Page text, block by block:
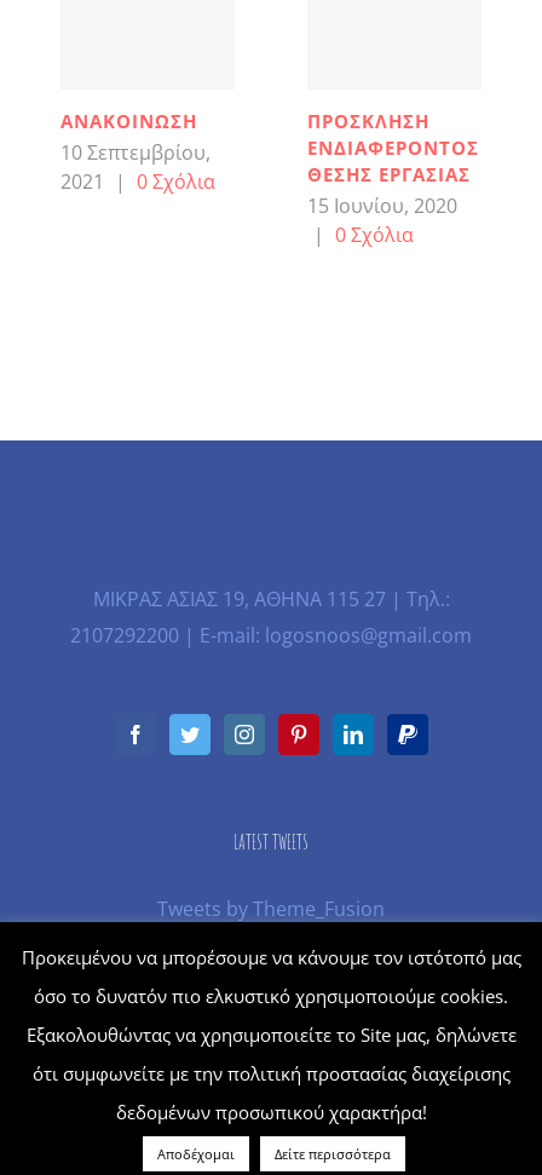
ΑΝΑΚΟΙΝΩΣΗ
10 Σεπτεμβρίου,
2021
| 0 Σχόλια
ΠΡΟΣΚΛΗΣΗ
ΕΝΔΙΑΦΕΡΟΝΤΟΣ
ΘΕΣΗΣ ΕΡΓΑΣΙΑΣ
15 Ιουνίου, 2020
| 0 Σχόλια
ΜΙΚΡΑΣ ΑΣΙΑΣ 19, ΑΘΗΝΑ 115 27 | Τηλ.:
2107292200 | E-mail: logosnoos@gmail.com
LATEST TWEETS
Tweets by Theme_Fusion
© Copyright2026 | Powered byMoving Up
Προκειμένου να μπορέσουμε να κάνουμε τον ιστότοπό μας
όσο το δυνατόν πιο ελκυστικό χρησιμοποιούμε cookies.
Εξακολουθώντας να χρησιμοποιείτε το Site μας, δηλώνετε
ότι συμφωνείτε με την πολιτική προστασίας διαχείρισης
δεδομένων προσωπικού χαρακτήρα!
Αποδέχομαι Δείτε περισσότερα